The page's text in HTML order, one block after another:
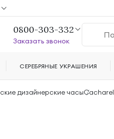
дизайнерские часыCacharel
0800-303-332
Заказать звонок
СЕРЕБРЯНЫЕ УКРАШЕНИЯ